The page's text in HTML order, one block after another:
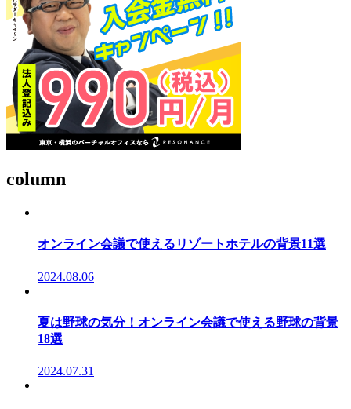
column
オンライン会議で使えるリゾートホテルの背景11選
2024.08.06
夏は野球の気分！オンライン会議で使える野球の背景
18選
2024.07.31